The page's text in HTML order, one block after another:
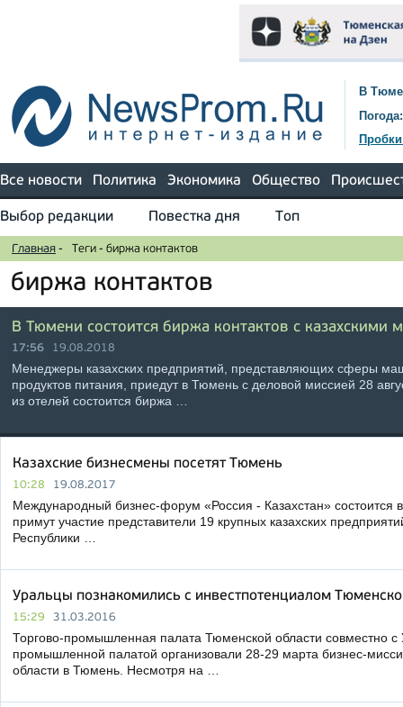
В
Погода:
Все новости Политика Экономика Общество
Выбор редакции Повестка дня Топ
Главная - Теги - биржа контактов
биржа контактов
В Тюмени состоится биржа контактов с казахскими
17:56 19.08.2018
Менеджеры казахских предприятий, представляющих сферы
продуктов питания, приедут в Тюмень с деловой миссией 28
из отелей состоится биржа …
Казахские бизнесмены посетят Тюмень
10:28 19.08.2017
Международный бизнес-форум «Россия - Казахстан»
примут участие представители 19 крупных казахских
Республики …
Уральцы познакомились с инвестпотенциалом
15:29 31.03.2016
Торгово-промышленная палата Тюменской области совместно с
промышленной палатой организовали 28-29 марта бизнес-
области в Тюмень. Несмотря на …